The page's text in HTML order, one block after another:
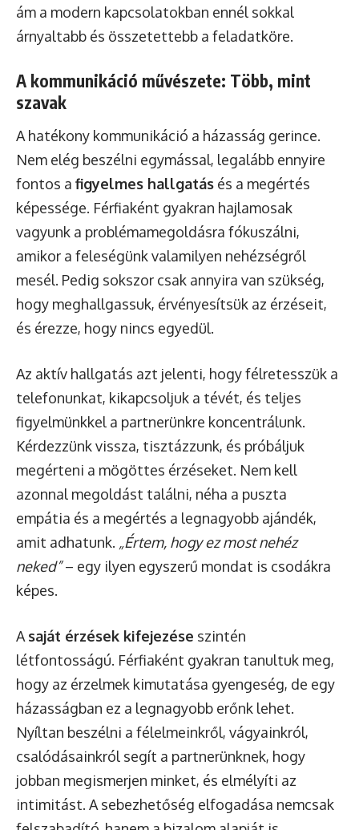
ám a modern kapcsolatokban ennél sokkal
árnyaltabb és összetettebb a feladatköre.
A kommunikáció művészete: Több, mint
szavak
A hatékony kommunikáció a házasság gerince.
Nem elég beszélni egymással, legalább ennyire
fontos a figyelmes hallgatás és a megértés
képessége. Férfiaként gyakran hajlamosak
vagyunk a problémamegoldásra fókuszálni,
amikor a feleségünk valamilyen nehézségről
mesél. Pedig sokszor csak annyira van szükség,
hogy meghallgassuk, érvényesítsük az érzéseit,
és érezze, hogy nincs egyedül.
Az aktív hallgatás azt jelenti, hogy félretesszük a
telefonunkat, kikapcsoljuk a tévét, és teljes
figyelmünkkel a partnerünkre koncentrálunk.
Kérdezzünk vissza, tisztázzunk, és próbáljuk
megérteni a mögöttes érzéseket. Nem kell
azonnal megoldást találni, néha a puszta
empátia és a megértés a legnagyobb ajándék,
amit adhatunk. „Értem, hogy ez most nehéz
neked”– egy ilyen egyszerű mondat is csodákra
képes.
A saját érzések kifejezése szintén
létfontosságú. Férfiaként gyakran tanultuk meg,
hogy az érzelmek kimutatása gyengeség, de egy
házasságban ez a legnagyobb erőnk lehet.
Nyíltan beszélni a félelmeinkről, vágyainkról,
csalódásainkról segít a partnerünknek, hogy
jobban megismerjen minket, és elmélyíti az
intimitást. A sebezhetőség elfogadása nemcsak